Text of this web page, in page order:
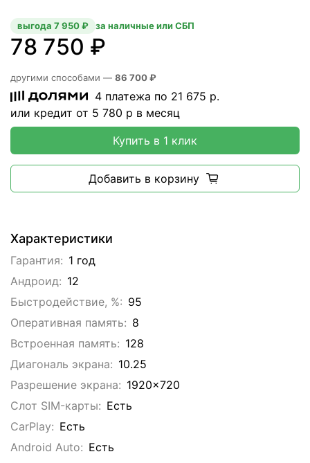
Характеристики
Гарантия: 1 год
Андроид: 12
Быстродействие, %: 95
Оперативная память: 8
Встроенная память: 128
Диагональ экрана: 10.25
Разрешение экрана: 1920x720
Слот SIM-карты: Eсть
CarPlay: Есть
Android Auto: Есть
78 750 ₽
выгода 7 950 ₽ за наличные или СБП
другими способами — 86 700 ₽
4 платежа по 21 675 р.
или кредит от 5 780 р в месяц
Купить в 1 клик
Добавить в корзину